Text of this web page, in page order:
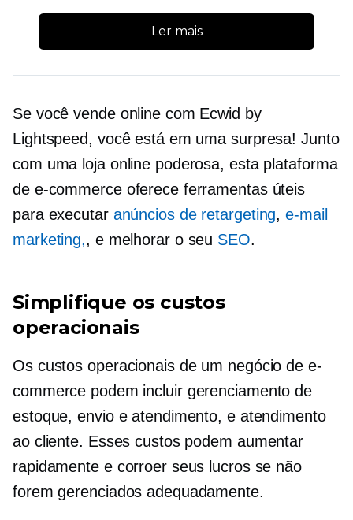
Ler mais
Se você vende online com Ecwid by
Lightspeed, você está em uma surpresa! Junto
com uma loja online poderosa, esta plataforma
de e-commerce oferece ferramentas úteis
para executar anúncios de retargeting,e-mail
marketing,, e melhorar o seu SEO.
Simplifique os custos
operacionais
Os custos operacionais de um negócio de e-
commerce podem incluir gerenciamento de
estoque, envio e atendimento, e atendimento
ao cliente. Esses custos podem aumentar
rapidamente e corroer seus lucros se não
forem gerenciados adequadamente.